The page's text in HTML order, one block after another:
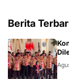
Berita
JATIM